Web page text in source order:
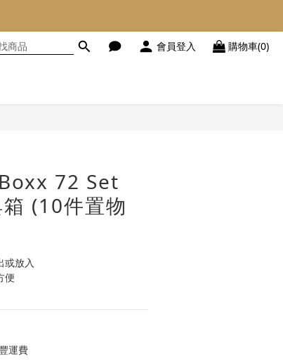
會員登入 購物車(0)
72 Set
(10件置物
或放入
便
運費